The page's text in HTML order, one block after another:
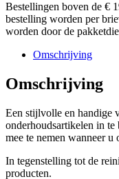
Bestellingen boven de €
bestelling worden per
worden door de
Omschrijving
Omschrijving
Een stijlvolle en handige
onderhoudsartikelen in
mee te nemen wanneer u
In tegenstelling tot de
producten.